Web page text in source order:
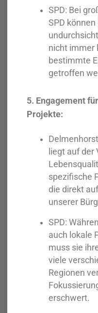
SPD: Bei
SPD
nicht immer
bestimmte
getroffen
5. Engagement
Projekte:
liegt auf der
spezifische
die direkt
unserer
SPD:
auch lokale
muss sie
viele
Regionen
erschwert.